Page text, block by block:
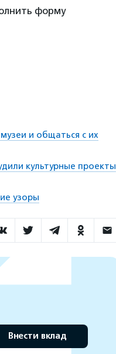
форму
и общаться с их
культурные проекты
узоры
Внести вклад